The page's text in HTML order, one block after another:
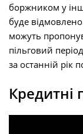
боржником у
буде
можуть
пільговий
за останній рік
Кредитні